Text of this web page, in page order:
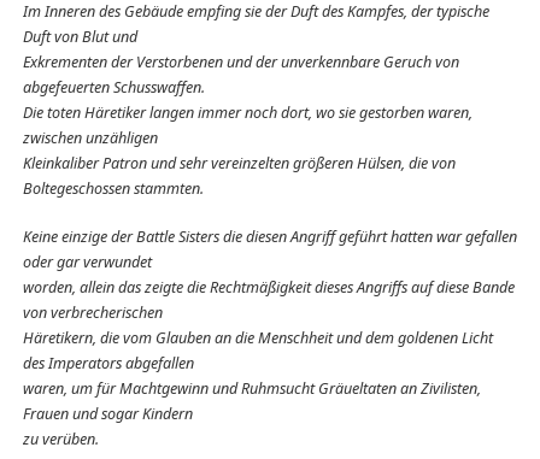
Im Inneren des Gebäude empfing sie der Duft des Kampfes, der typische
Duft von Blut und
Exkrementen der Verstorbenen und der unverkennbare Geruch von
abgefeuerten Schusswaffen.
Die toten Häretiker langen immer noch dort, wo sie gestorben waren,
zwischen unzähligen
Kleinkaliber Patron und sehr vereinzelten größeren Hülsen, die von
Boltegeschossen stammten.
Keine einzige der Battle Sisters die diesen Angriff geführt hatten war gefallen
oder gar verwundet
worden, allein das zeigte die Rechtmäßigkeit dieses Angriffs auf diese Bande
von verbrecherischen
Häretikern, die vom Glauben an die Menschheit und dem goldenen Licht
des Imperators abgefallen
waren, um für Machtgewinn und Ruhmsucht Gräueltaten an Zivilisten,
Frauen und sogar Kindern
zu verüben.